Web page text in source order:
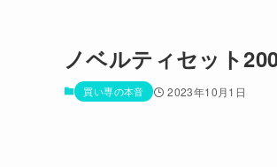
ノベルティセット
買い専の本音 2023年10月1日